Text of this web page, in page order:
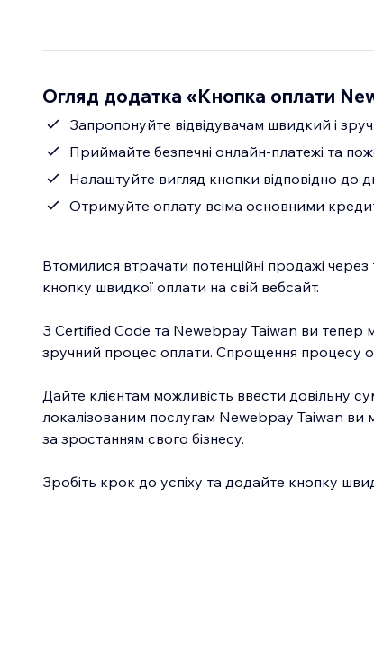
Огляд додатка «Кнопка оплати
Запропонуйте відвідувачам швидкий і
Приймайте безпечні онлайн-платежі та
Налаштуйте вигляд кнопки відповідно до
Отримуйте оплату всіма основними
Втомилися втрачати потенційні продажі
кнопку швидкої оплати на свій вебсайт.
З Certified Code та Newebpay Taiwan ви тепер
зручний процес оплати. Спрощення процесу
Дайте клієнтам можливість ввести довільну
локалізованим послугам Newebpay Taiwan ви
за зростанням свого бізнесу.
Зробіть крок до успіху та додайте кнопку